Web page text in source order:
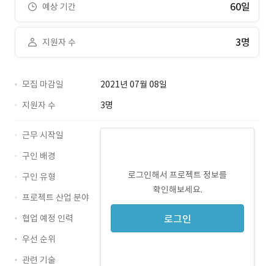
예상 기간 60일
지원자 수 3명
모집 마감일
2021년 07월 08일
지원자 수
3명
로그인해서 프로젝트 정보를
확인해보세요.
로그인
근무 시작일
구인 배경
구인 유형
프로젝트 산업 분야
협업 예정 인력
우선 순위
관련 기술